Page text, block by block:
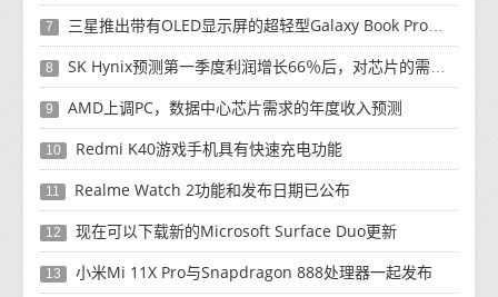
7 三星推出带有OLED显示屏的超轻型Galaxy Book Pro和Galaxy Book Pro 360笔记本电脑
8 SK Hynix预测第一季度利润增长66％后，对芯片的需求将增强
9 AMD上调PC，数据中心芯片需求的年度收入预测
10 Redmi K40游戏手机具有快速充电功能
11 Realme Watch 2功能和发布日期已公布
12 现在可以下载新的Microsoft Surface Duo更新
13 小米Mi 11X Pro与Snapdragon 888处理器一起发布